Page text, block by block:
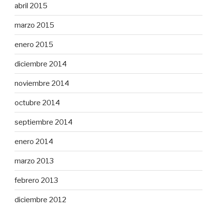
abril 2015
marzo 2015
enero 2015
diciembre 2014
noviembre 2014
octubre 2014
septiembre 2014
enero 2014
marzo 2013
febrero 2013
diciembre 2012